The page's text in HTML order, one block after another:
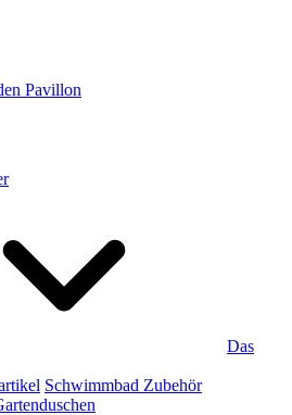
Pavillon
Das
Schwimmbad Zubehör